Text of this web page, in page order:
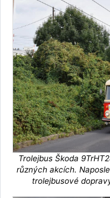
Trolejbus Škoda
různých akcích.
trolejbusové